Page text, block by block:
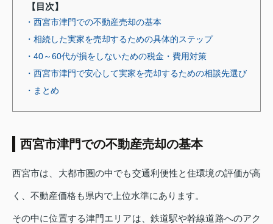
【目次】
・西宮市津門での不動産売却の基本
・相続した実家を売却するための具体的ステップ
・40～60代が損をしないための税金・費用対策
・西宮市津門で安心して実家を売却するための相談先選び
・まとめ
西宮市津門での不動産売却の基本
西宮市は、大都市圏の中でも交通利便性と住環境の評価が高
く、不動産価格も県内で上位水準にあります。
その中に位置する津門エリアは、鉄道駅や幹線道路へのアク